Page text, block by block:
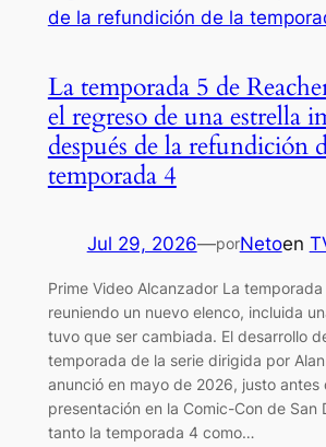
La temporada 5 de
el regreso de una estrella
después de la refundición
temporada 4
Jul 29, 2026—porNetoen
Prime Video Alcanzador La
reuniendo un nuevo elenco, incluida
tuvo que ser cambiada. El desarrollo
temporada de la serie dirigida por
anunció en mayo de 2026, justo antes
presentación en la Comic-Con de San
tanto la temporada 4 como…